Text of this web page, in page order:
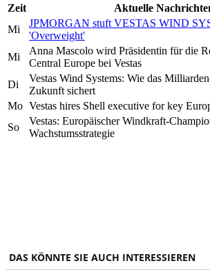
Zeit
Aktuelle
Mi
JPMORGAN stuft VESTAS WIND
'Overweight'
Mi
Anna Mascolo wird Präsidentin für die
Central Europe bei Vestas
Di
Vestas Wind Systems: Wie das
Zukunft sichert
Mo Vestas hires Shell executive for key
So
Vestas: Europäischer Windkraft-
Wachstumsstrategie